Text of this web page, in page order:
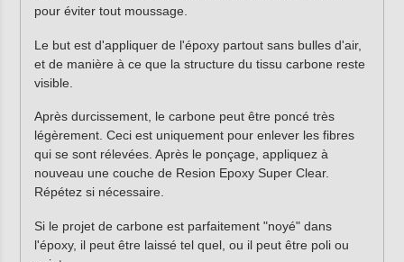
pour éviter tout moussage.
Le but est d'appliquer de l'époxy partout sans bulles d'air,
et de manière à ce que la structure du tissu carbone reste
visible.
Après durcissement, le carbone peut être poncé très
légèrement. Ceci est uniquement pour enlever les fibres
qui se sont rélevées. Après le ponçage, appliquez à
nouveau une couche de Resion Epoxy Super Clear.
Répétez si nécessaire.
Si le projet de carbone est parfaitement "noyé" dans
l'époxy, il peut être laissé tel quel, ou il peut être poli ou